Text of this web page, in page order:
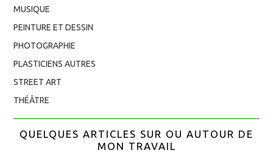
MUSIQUE
PEINTURE ET DESSIN
PHOTOGRAPHIE
PLASTICIENS AUTRES
STREET ART
THÉÂTRE
QUELQUES ARTICLES SUR OU AUTOUR DE
MON TRAVAIL